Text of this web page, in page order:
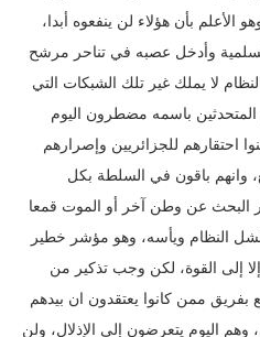
الأعلم بأن هؤلاء لن ينفعوه أبدا،
وأدخل عصبه في تناحر مرشح
لا يملك غير تلك الشبكات التي
باسمه مضطرون اليوم
احتقارهم للجزائريين وإصرارهم
وانهم باقون في السلطة بكل
البحث عن وطن آخر أو الموت قمعا
النظام ويأسه، وهو مؤشر خطير
إلى القوة، لكن وجب تذكير من
بفريق ممن كانوا يعتقدون ان بيدهم
وهم اليوم يتعرضون إلى الإذلال، ولن